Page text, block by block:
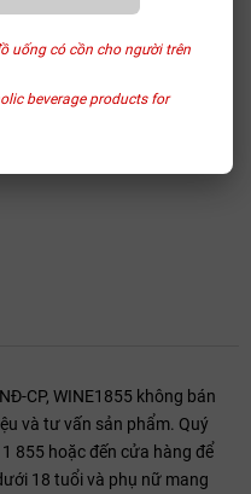
uống có cồn cho người trên
beverage products for
CP, WINE1855 không bán
và tư vấn sản phẩm. Quý
855 hoặc đến cửa hàng để
18 tuổi và phụ nữ mang